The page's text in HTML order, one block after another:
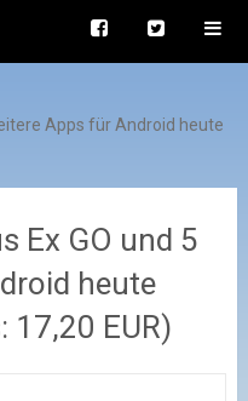
Apps für Android heute
Ex GO und 5
heute
17,20 EUR)